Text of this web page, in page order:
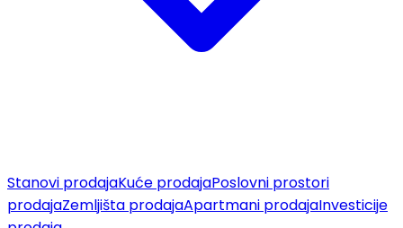
Stanovi prodajaKuće prodajaPoslovni prostori
prodajaZemljišta prodajaApartmani prodajaInvesticije